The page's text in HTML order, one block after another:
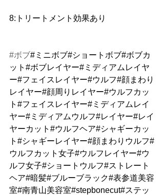
8:トリートメント効果あり
#ボブ#ミニボブ#ショートボブ#ボブカ
ット#ボブレイヤー#ミディアムレイヤ
ー#フェイスレイヤー#ウルフ#顔まわり
レイヤー#顔周りレイヤー#ウルフカッ
ト#フェイスレイヤー#ミディアムレイ
ヤー#ミディアムウルフ#レイヤー#レイ
ヤーカット#ウルフヘア#シャギーカッ
ト#シャギーレイヤー#顔まわりウルフ#
ウルフカット女子#ウルフレイヤー#ウ
ルフ女子#ショートウルフ#ストレート
ヘア#暗髪#ブルーブラック#表参道美容
室#南青山美容室#stepbonecut#ステッ